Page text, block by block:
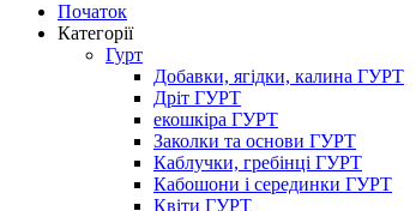
Початок
Категорії
Гурт
Добавки, ягідки, калина ГУРТ
Дріт ГУРТ
екошкіра ГУРТ
Заколки та основи ГУРТ
Каблучки, гребінці ГУРТ
Кабошони і серединки ГУРТ
Квіти ГУРТ